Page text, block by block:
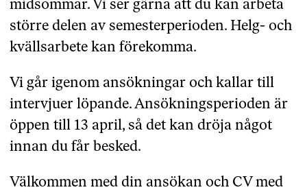
midsommar. Vi ser gärna att du kan arbeta
större delen av semesterperioden. Helg- och
kvällsarbete kan förekomma.
Vi går igenom ansökningar och kallar till
intervjuer löpande. Ansökningsperioden är
öppen till 13 april, så det kan dröja något
innan du får besked.
Välkommen med din ansökan och CV med